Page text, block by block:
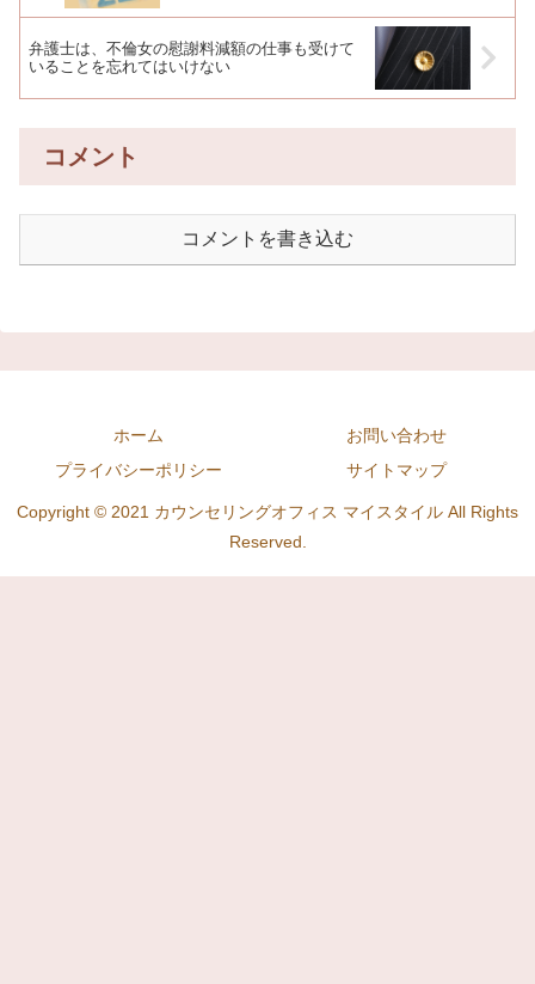
弁護士は、不倫女の慰謝料減額の仕事も受けて
いることを忘れてはいけない
コメント
コメントを書き込む
ホーム
お問い合わせ
プライバシーポリシー
サイトマップ
Copyright © 2021 カウンセリングオフィス マイスタイル All Rights
Reserved.